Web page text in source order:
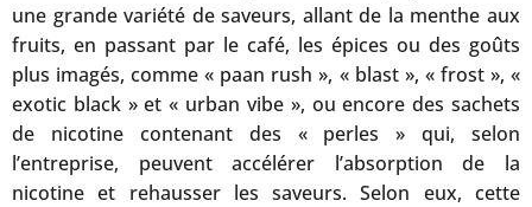
une grande variété de saveurs, allant de la menthe aux
fruits, en passant par le café, les épices ou des goûts
plus imagés, comme « paan rush », « blast », « frost », «
exotic black » et « urban vibe », ou encore des sachets
de nicotine contenant des « perles » qui, selon
l’entreprise, peuvent accélérer l’absorption de la
nicotine et rehausser les saveurs. Selon eux, cette